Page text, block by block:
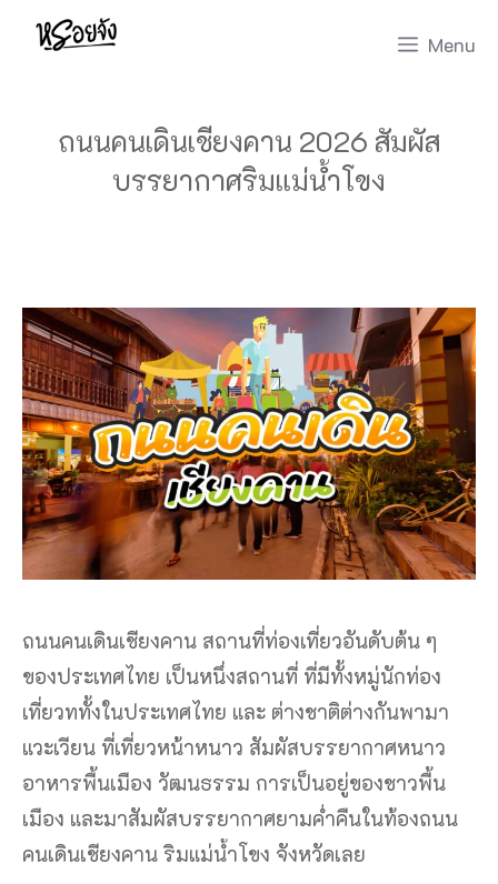
Skip
Menu
ถนนคนเดินเชียงคาน 2026 สัมผัส
บรรยากาศริมแม่น้ำโขง
ถนนคนเดินเชียงคาน สถานที่ท่องเที่ยวอันดับต้น ๆ
ของประเทศไทย เป็นหนึ่งสถานที่ ที่มีทั้งหมู่นักท่อง
เที่ยวททั้งในประเทศไทย และ ต่างชาติต่างกันพามา
แวะเวียน ที่เที่ยวหน้าหนาว สัมผัสบรรยากาศหนาว
อาหารพื้นเมือง วัฒนธรรม การเป็นอยู่ของชาวพื้น
เมือง และมาสัมผัสบรรยากาศยามค่ำคืนในท้องถนน
คนเดินเชียงคาน ริมแม่น้ำโขง จังหวัดเลย